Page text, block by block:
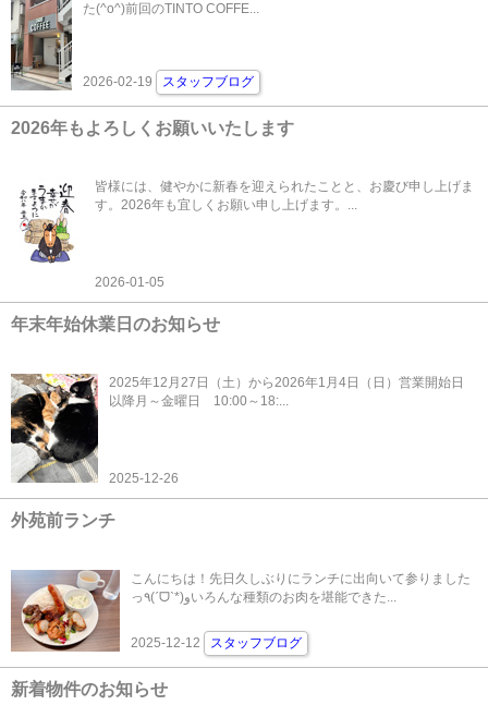
た(^o^)前回のTINTO COFFE...
2026-02-19 スタッフブログ
2026年もよろしくお願いいたします
皆様には、健やかに新春を迎えられたことと、お慶び申し上げま
す。2026年も宜しくお願い申し上げます。...
2026-01-05
年末年始休業日のお知らせ
2025年12月27日（土）から2026年1月4日（日）営業開始日
以降月～金曜日 10:00～18:...
2025-12-26
外苑前ランチ
こんにちは！先日久しぶりにランチに出向いて参りました
っ٩(ˊᗜˋ*)وいろんな種類のお肉を堪能できた...
2025-12-12 スタッフブログ
新着物件のお知らせ